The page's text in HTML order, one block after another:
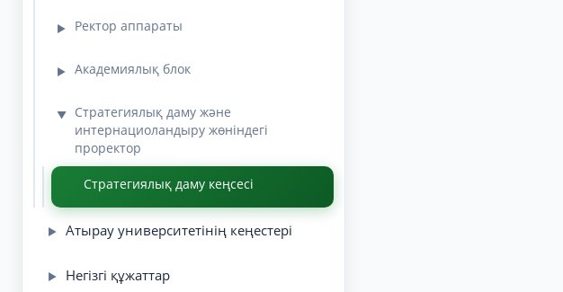
▶ Ректор аппараты
▶ Академиялық блок
▼
Стратегиялық даму және
интернациоландыру жөніндегі
проректор
Стратегиялық даму кеңсесі
▶ Атырау университетінің кеңестері
▶ Негізгі құжаттар